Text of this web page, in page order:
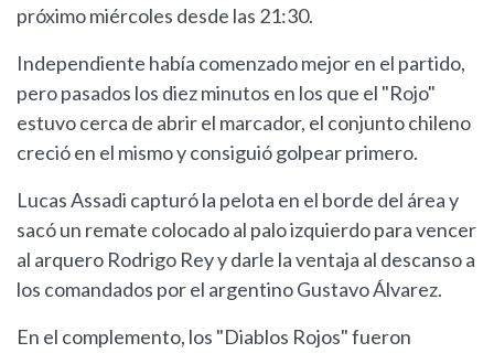
próximo miércoles desde las 21:30.
Independiente había comenzado mejor en el partido,
pero pasados los diez minutos en los que el "Rojo"
estuvo cerca de abrir el marcador, el conjunto chileno
creció en el mismo y consiguió golpear primero.
Lucas Assadi capturó la pelota en el borde del área y
sacó un remate colocado al palo izquierdo para vencer
al arquero Rodrigo Rey y darle la ventaja al descanso a
los comandados por el argentino Gustavo Álvarez.
En el complemento, los "Diablos Rojos" fueron